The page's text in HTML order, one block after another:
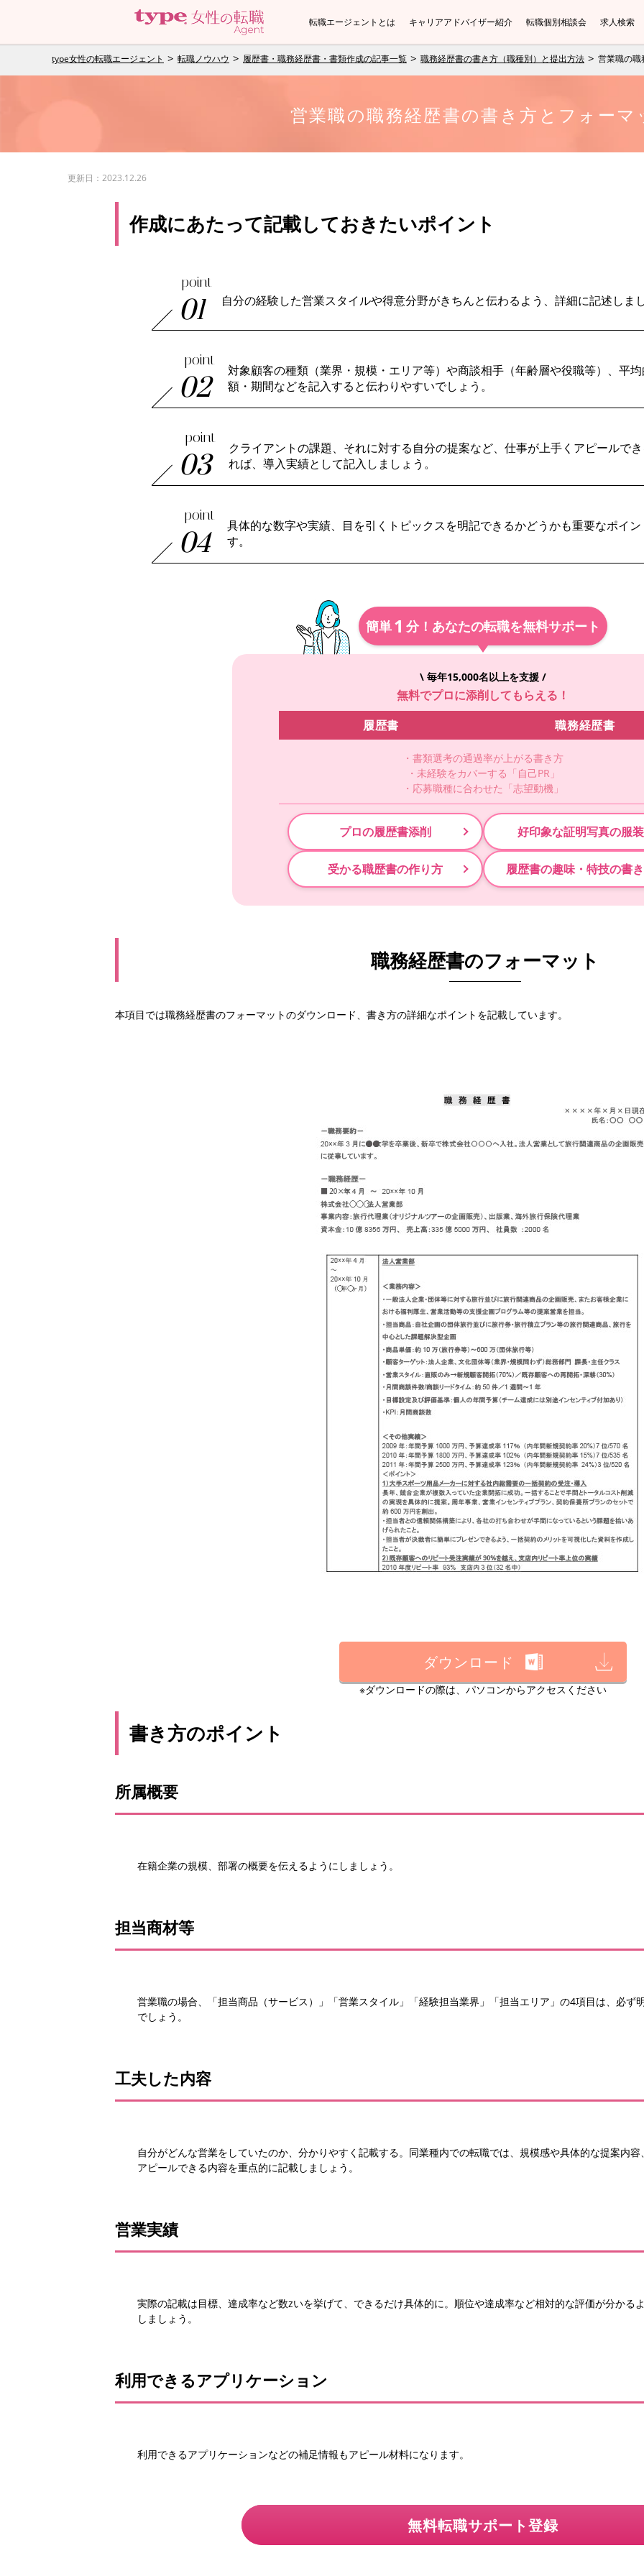
転職エージェントとは キャリアアドバイザー紹介 転職個別相談会 求人検索
type女性の転職エージェント 転職ノウハウ 履歴書・職務経歴書・書類作成の記事一覧 職務経歴書の書き方（職種別）と提出方法 営業職の職
営業職の職務経歴書の書き方とフォーマ
更新日：2023.12.26
作成にあたって記載しておきたいポイント
point
01 自分の経験した営業スタイルや得意分野がきちんと伝わるよう、詳細に記述しま
point
02
対象顧客の種類（業界・規模・エリア等）や商談相手（年齢層や役職等）、平
額・期間などを記入すると伝わりやすいでしょう。
point
03
クライアントの課題、それに対する自分の提案など、仕事が上手くアピールで
れば、導入実績として記入しましょう。
point
04
具体的な数字や実績、目を引くトピックスを明記できるかどうかも重要なポイ
す。
簡単1 分！あなたの転職を無料サポート
\ 毎年15,000名以上を支援 /
無料でプロに添削してもらえる！
履歴書
職務経歴書
・書類選考の通過率が上がる書き方
・未経験をカバーする「自己PR」
・応募職種に合わせた「志望動機」
プロの履歴書添削 好印象な証明写真の服装
受かる職歴書の作り方 履歴書の趣味・特技の書
職務経歴書のフォーマット
本項目では職務経歴書のフォーマットのダウンロード、書き方の詳細なポイントを記載しています。
ダウンロード
※ダウンロードの際は、パソコンからアクセスください
書き方のポイント
所属概要
在籍企業の規模、部署の概要を伝えるようにしましょう。
担当商材等
営業職の場合、「担当商品（サービス）」「営業スタイル」「経験担当業界」「担当エリア」の4項目は、必ず
でしょう。
工夫した内容
自分がどんな営業をしていたのか、分かりやすく記載する。同業種内での転職では、規模感や具体的な提案内
アピールできる内容を重点的に記載しましょう。
営業実績
実際の記載は目標、達成率など数zいを挙げて、できるだけ具体的に。順位や達成率など相対的な評価が分かる
しましょう。
利用できるアプリケーション
利用できるアプリケーションなどの補足情報もアピール材料になります。
無料転職サポート登録